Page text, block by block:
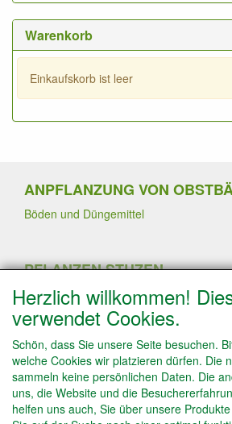
Warenkorb
Einkaufskorb ist leer
ANPFLANZUNG VON
Böden und Düngemittel
PFLANZEN STUZEN
Sommerschnitt
Pflanzen von Erdbeerpflanzen
Winterschnitt
Schneiden von Trauben- und
Schneiden von Obstbäume in
Obstbäume ausdünnen
Herzlich willkommen!
verwendet Cookies.
Schön, dass Sie unsere Seite besuchen.
welche Cookies wir platzieren dürfen. Die
sammeln keine persönlichen Daten. Die
uns, die Website und die
helfen uns auch, Sie über unsere